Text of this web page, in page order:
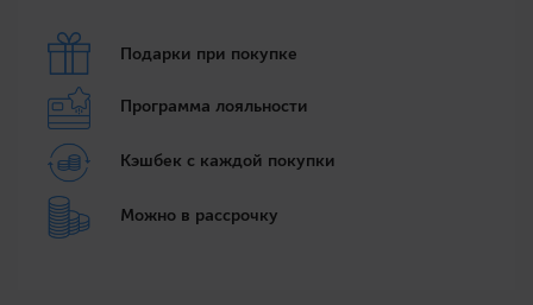
Подарки при покупке
Программа лояльности
Кэшбек с каждой покупки
Можно в рассрочку